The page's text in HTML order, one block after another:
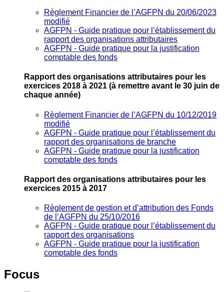
Règlement Financier de l’AGFPN du 20/06/2023
modifié
AGFPN ‐ Guide pratique pour l’établissement du
rapport des organisations attributaires
AGFPN ‐ Guide pratique pour la justification
comptable des fonds
Rapport des organisations attributaires pour les
exercices 2018 à 2021 (à remettre avant le 30 juin de
chaque année)
Règlement Financier de l’AGFPN du 10/12/2019
modifié
AGFPN ‐ Guide pratique pour l’établissement du
rapport des organisations de branche
AGFPN ‐ Guide pratique pour la justification
comptable des fonds
Rapport des organisations attributaires pour les
exercices 2015 à 2017
Règlement de gestion et d’attribution des Fonds
de l’AGFPN du 25/10/2016
AGFPN ‐ Guide pratique pour l’établissement du
rapport des organisations
AGFPN ‐ Guide pratique pour la justification
comptable des fonds
Focus